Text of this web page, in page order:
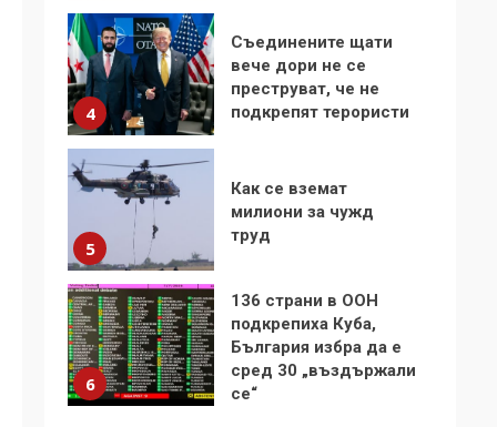
4
Съединените щати
вече дори не се
преструват, че не
подкрепят терористи
5
Как се вземат
милиони за чужд
труд
6
136 страни в ООН
подкрепиха Куба,
България избра да е
сред 30 „въздържали
се“